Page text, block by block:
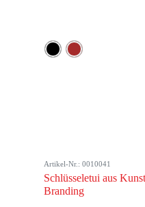
Artikel-Nr.: 0010041
Schlüsseletui aus
Branding